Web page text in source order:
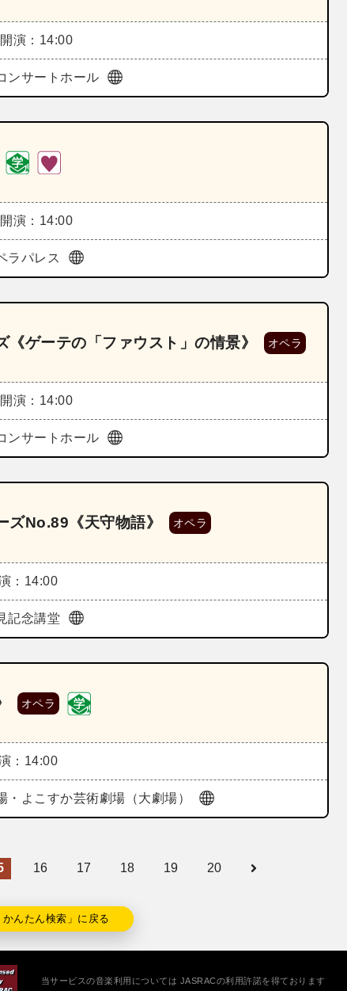
開演：14:00
ンサートホール
開演：14:00
ラパレス
ゲーテの「ファウスト」の情景》 オペラ
開演：14:00
ンサートホール
No.89《天守物語》 オペラ
：14:00
記念講堂
オペラ
：14:00
・よこすか芸術劇場（大劇場）
16 17 18 19 20
んたん検索」に戻る
当サービスの音楽利用については JASRACの利用許諾を得ております